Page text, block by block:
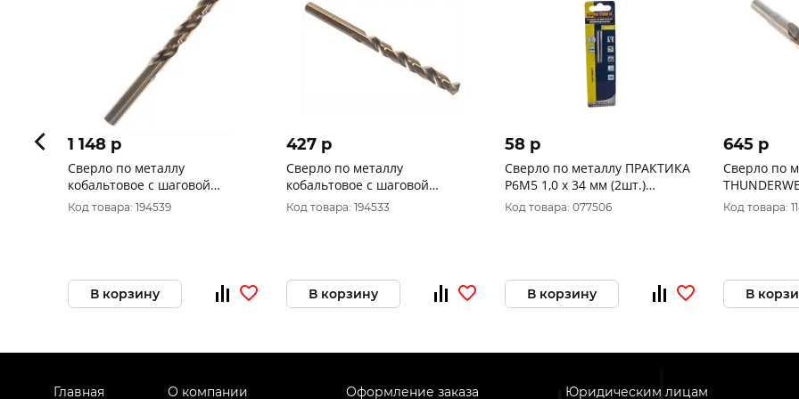
1 148 p
Сверло по металлу
кобальтовое с шаговой
заточкой 13.0х151мм
"Hardcore" Step Cobalt 141130
Код товара: 194539
В корзину
427 p
Сверло по металлу
кобальтовое с шаговой
заточкой 8.5х117мм
"Hardcore" Step Cobalt 141085
Код товара: 194533
В корзину
58 p
Сверло по металлу ПРАКТИКА
Р6М5 1,0 х 34 мм (2шт.)
блистер 033-123
Код товара: 077506
В корзину
645 p
Сверло по
12.0x151мм
4932352371
Код товара:
В
Главная О компании Оформление заказа Юридическим лицам